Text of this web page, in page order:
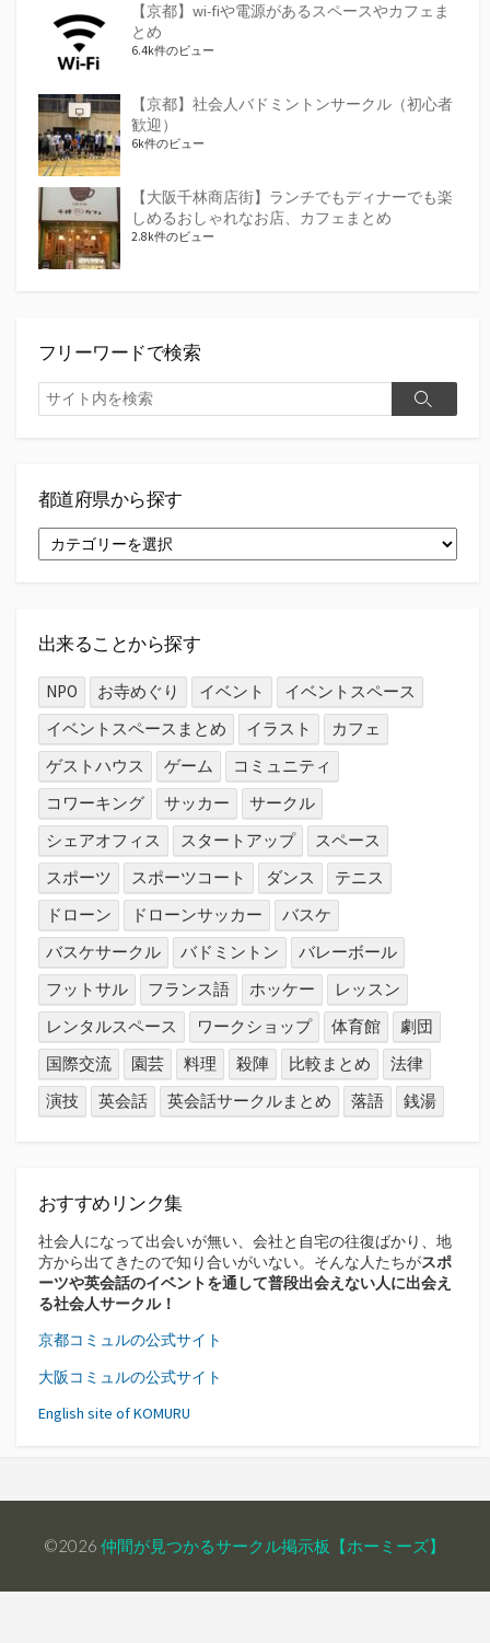
【京都】wi-fiや電源があるスペースやカフェま
とめ
6.4k件のビュー
【京都】社会人バドミントンサークル（初心者
歓迎）
6k件のビュー
【大阪千林商店街】ランチでもディナーでも楽
しめるおしゃれなお店、カフェまとめ
2.8k件のビュー
フリーワードで検索
検
索
検
都道府県から探す
道
ら
す
出来ることから探す
NPO お寺めぐり イベント
イベントスペース
イベントスペースまとめ
イラスト
カフェ
ゲストハウス
ゲーム
コミュニティ
コワーキング
サッカー
サークル
シェアオフィス
スタートアップ
スペース
スポーツ
スポーツコート ダンス
テニス
ドローン
ドローンサッカー
バスケ
バスケサークル
バドミントン
バレーボール
フットサル
フランス語 ホッケー
レッスン
レンタルスペース
ワークショップ 体育館
劇団
国際交流
園芸 料理 殺陣 比較まとめ
法律
演技
英会話 英会話サークルまとめ 落語 銭湯
おすすめリンク集
社会人になって出会いが無い、会社と自宅の往復ばかり、地
方から出てきたので知り合いがいない。そんな人たちがスポ
ーツや英会話のイベントを通して普段出会えない人に出会え
る社会人サークル！
京都コミュルの公式サイト
大阪コミュルの公式サイト
English site of KOMURU
©2026 仲間が見つかるサークル掲示板【ホーミーズ】